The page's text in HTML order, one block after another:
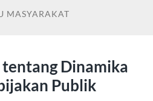
MASYARAKAT
Dinamika
Publik